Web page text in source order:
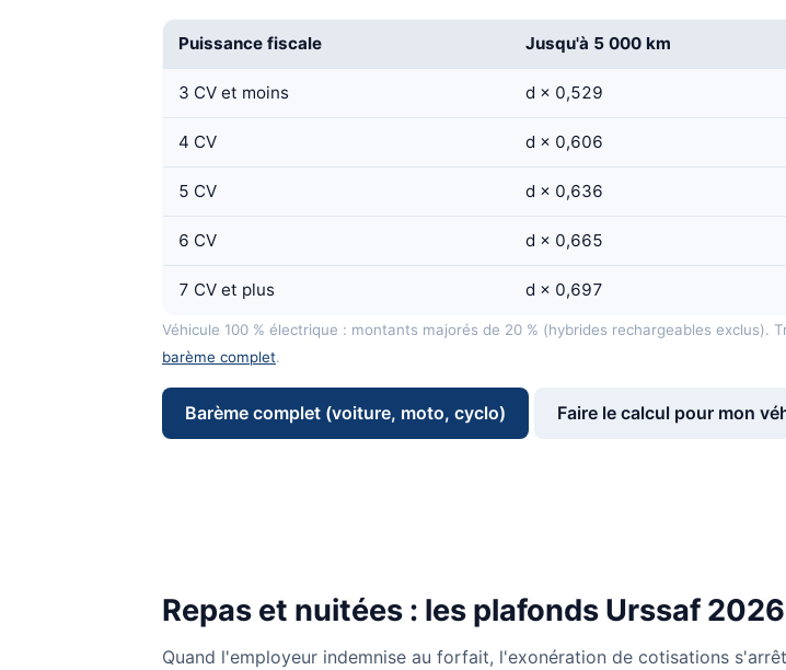
Puissance fiscale Jusqu'à 5 000 km
3 CV et moins d × 0,529
4 CV d × 0,606
5 CV d × 0,636
6 CV d × 0,665
7 CV et plus d × 0,697
Véhicule 100 % électrique : montants majorés de 20 % (hybrides rechargeables
barème complet.
Barème complet (voiture, moto, cyclo) Faire le calcul pour mon
Repas et nuitées : les plafonds Urssaf 2026
Quand l'employeur indemnise au forfait, l'exonération de cotisations